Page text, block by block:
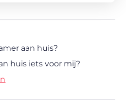
aan huis?
huis iets voor mij?